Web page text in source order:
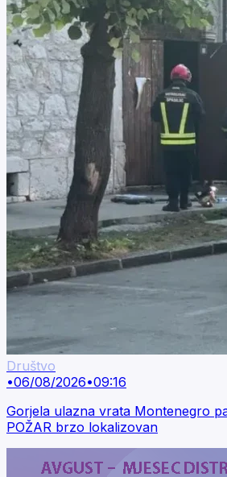
Društvo
•06/08/2026•09:16
Gorjela ulazna vrata Montenegro
POŽAR brzo lokalizovan